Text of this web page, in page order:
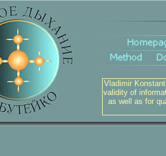
Vladimir
validity of
as well as for